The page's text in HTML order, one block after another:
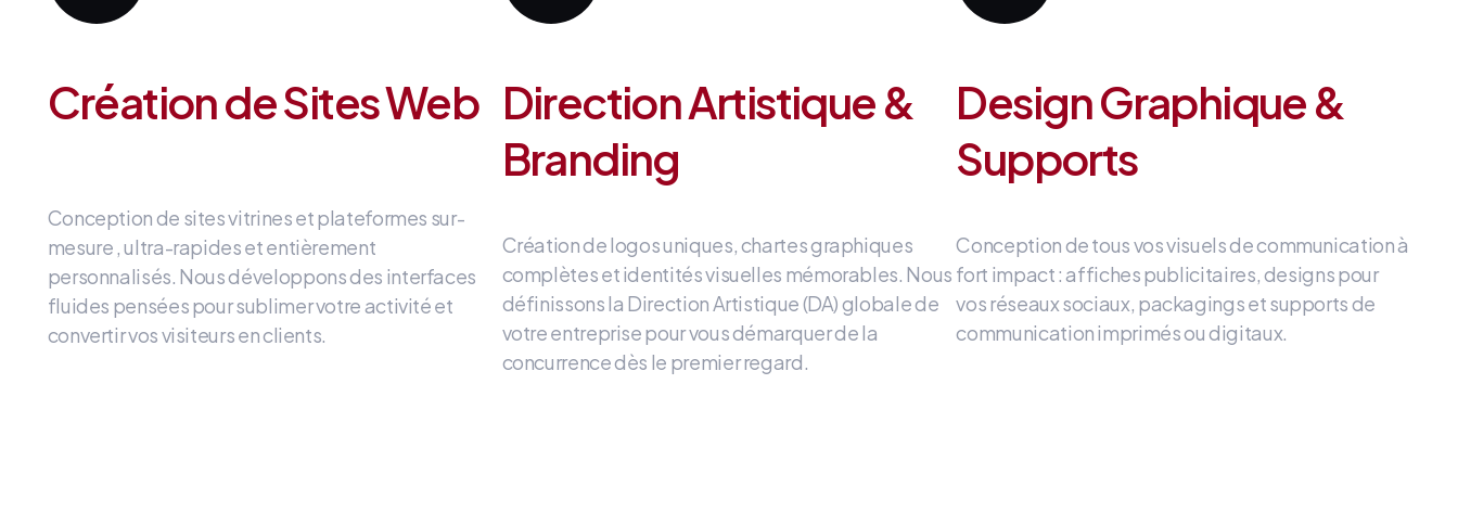
Création de Sites Web
Conception de sites vitrines et plateformes sur-
mesure, ultra-rapides et entièrement
personnalisés. Nous développons des interfaces
fluides pensées pour sublimer votre activité et
convertir vos visiteurs en clients.
Direction Artistique &
Branding
Création de logos uniques, chartes graphiques
complètes et identités visuelles mémorables. Nous
définissons la Direction Artistique (DA) globale de
votre entreprisepour vous démarquer de la
concurrence dès le premier regard.
Design Graphique &
Supports
Conception de tous vos visuels de communication à
fort impact: affiches publicitaires, designs pour
vos réseaux sociaux, packagings et supports de
communication imprimés ou digitaux.